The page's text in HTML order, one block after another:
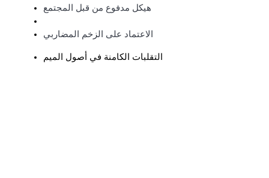
هيكل مدفوع من قبل المجتمع
الاعتماد على الزخم المضاربي
التقلبات الكامنة في أصول الميم